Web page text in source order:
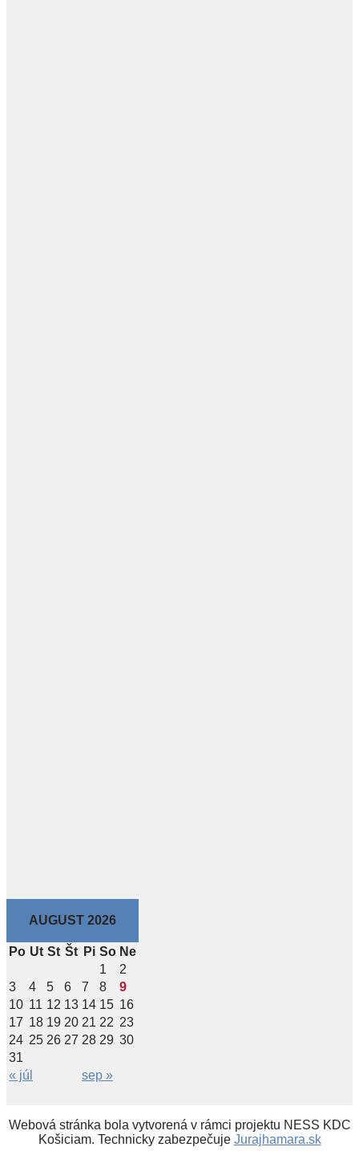
AUGUST 2026
Po Ut St Št Pi So Ne
1
2
3
4 5 6 7 8
9
10 11 12 13 14 15 16
17 18 19 20 21 22 23
24 25 26 27 28 29 30
31
« júl
sep »
Webová stránka bola vytvorená v rámci projektu NESS KDC
Košiciam. Technicky zabezpečuje Jurajhamara.sk